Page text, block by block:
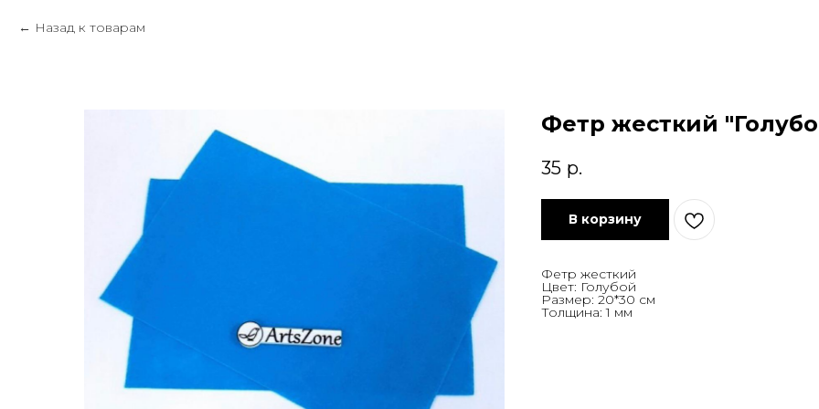
Назад к товарам
Фетр жесткий
35 р.
В корзину
Фетр жесткий
Цвет: Голубой
Размер: 20*30 см
Толщина: 1 мм